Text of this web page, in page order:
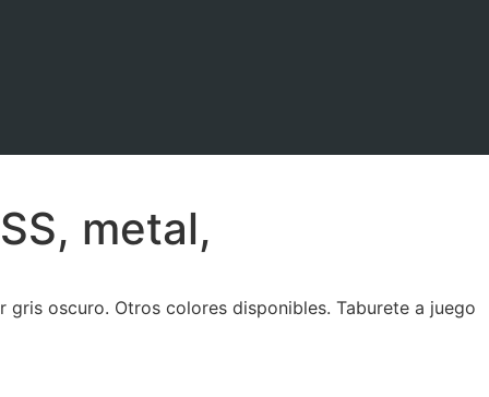
metal,
oscuro. Otros colores disponibles. Taburete a juego